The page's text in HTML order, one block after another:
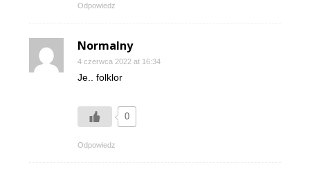
Odpowiedz
Normalny
4 czerwca 2022 at 16:34
Je.. folklor
0
Odpowiedz